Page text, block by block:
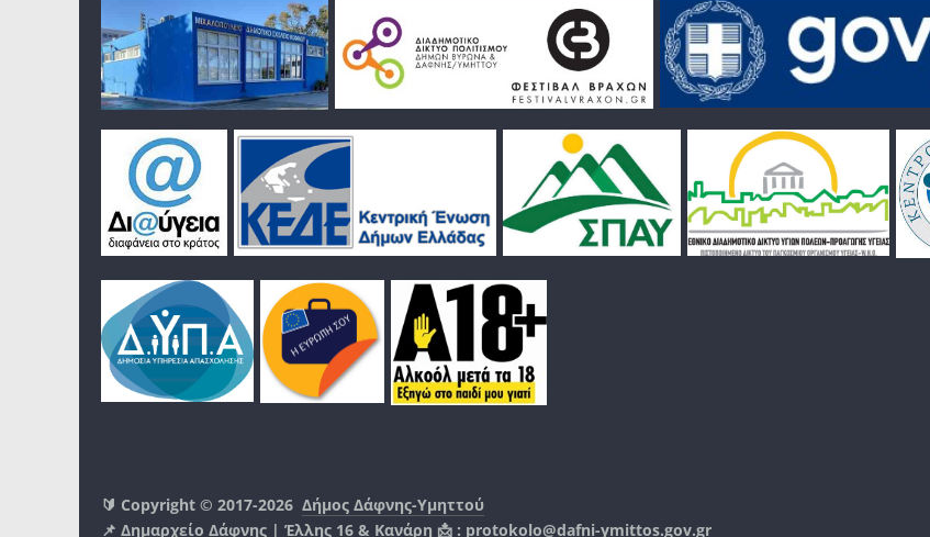
🔰 Copyright © 2017-2026 Δήμος Δάφνης-Υμηττού
📌 Δημαρχείο Δάφνης | Έλλης 16 & Κανάρη 📩 : protokolo@dafni-ymittos.gov.gr